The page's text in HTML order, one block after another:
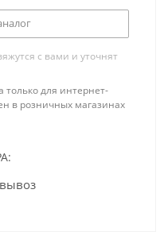
с вами и уточнят
только для интернет-
в розничных магазинах